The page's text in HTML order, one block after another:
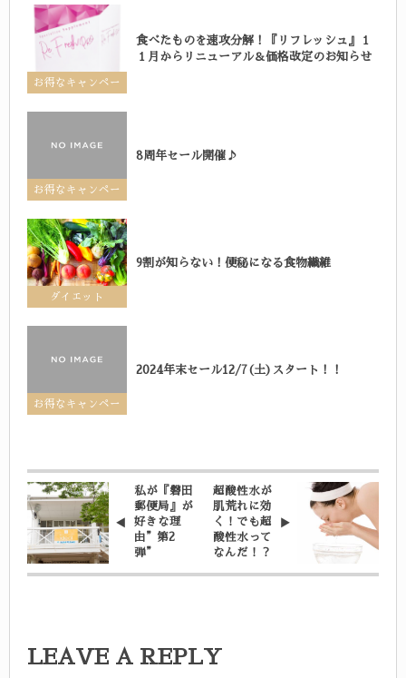
お得なキャンペー
食べたものを速攻分解！『リフレッシュ』１
１月からリニューアル＆価格改定のお知らせ
お得なキャンペー
8周年セール開催♪
ダイエット
9割が知らない！便秘になる食物繊維
お得なキャンペー
2024年末セール12/7(土)スタート！！
私が『磐田
郵便局』が
好きな理
由”第2
弾”
超酸性水が
肌荒れに効
く！でも超
酸性水って
なんだ！？
LEAVE A REPLY